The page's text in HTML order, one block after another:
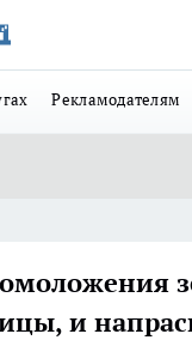
Рекламодателям
и